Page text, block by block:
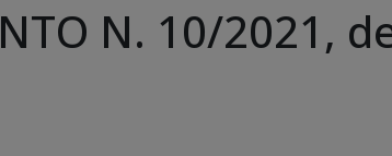
N. 10/2021,